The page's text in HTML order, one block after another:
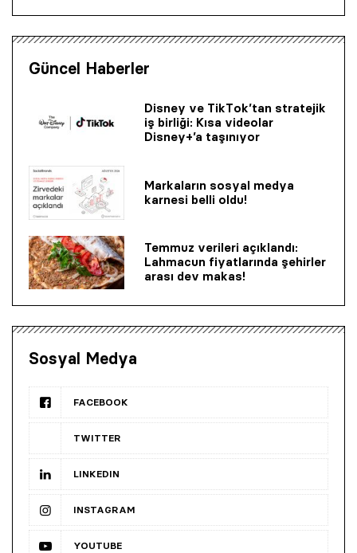
Güncel Haberler
Disney ve TikTok’tan stratejik
iş birliği: Kısa videolar
Disney+’a taşınıyor
Markaların sosyal medya
karnesi belli oldu!
Temmuz verileri açıklandı:
Lahmacun fiyatlarında şehirler
arası dev makas!
Sosyal Medya
FACEBOOK
TWITTER
LINKEDIN
INSTAGRAM
YOUTUBE